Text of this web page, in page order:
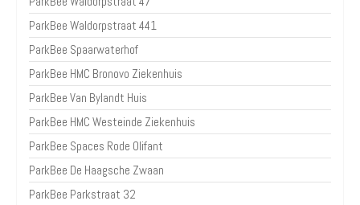
ParkBee Waldorpstraat 441
ParkBee Spaarwaterhof
ParkBee HMC Bronovo Ziekenhuis
ParkBee Van Bylandt Huis
ParkBee HMC Westeinde Ziekenhuis
ParkBee Spaces Rode Olifant
ParkBee De Haagsche Zwaan
ParkBee Parkstraat 32